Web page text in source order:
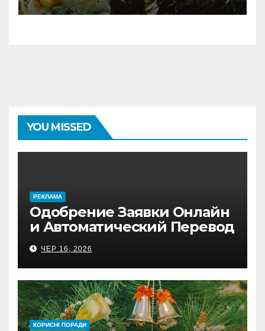
YOU MISSED
PЕКЛАМА
Одобрение Заявки Онлайн
и Автоматический Перевод
на Банковский Счёт.
Проверь
ЧЕР 16, 2026
КОРИСНІ ПОРАДИ